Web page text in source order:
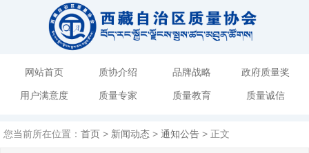
网站首页 质协介绍 品牌战略 政府质量奖
用户满意度 质量专家 质量教育 质量诚信
您当前所在位置： 首页 > 新闻动态 > 通知公告 > 正文